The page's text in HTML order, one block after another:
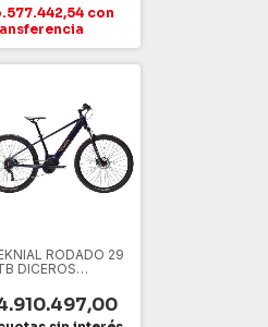
con
RODADO 29
DICEROS